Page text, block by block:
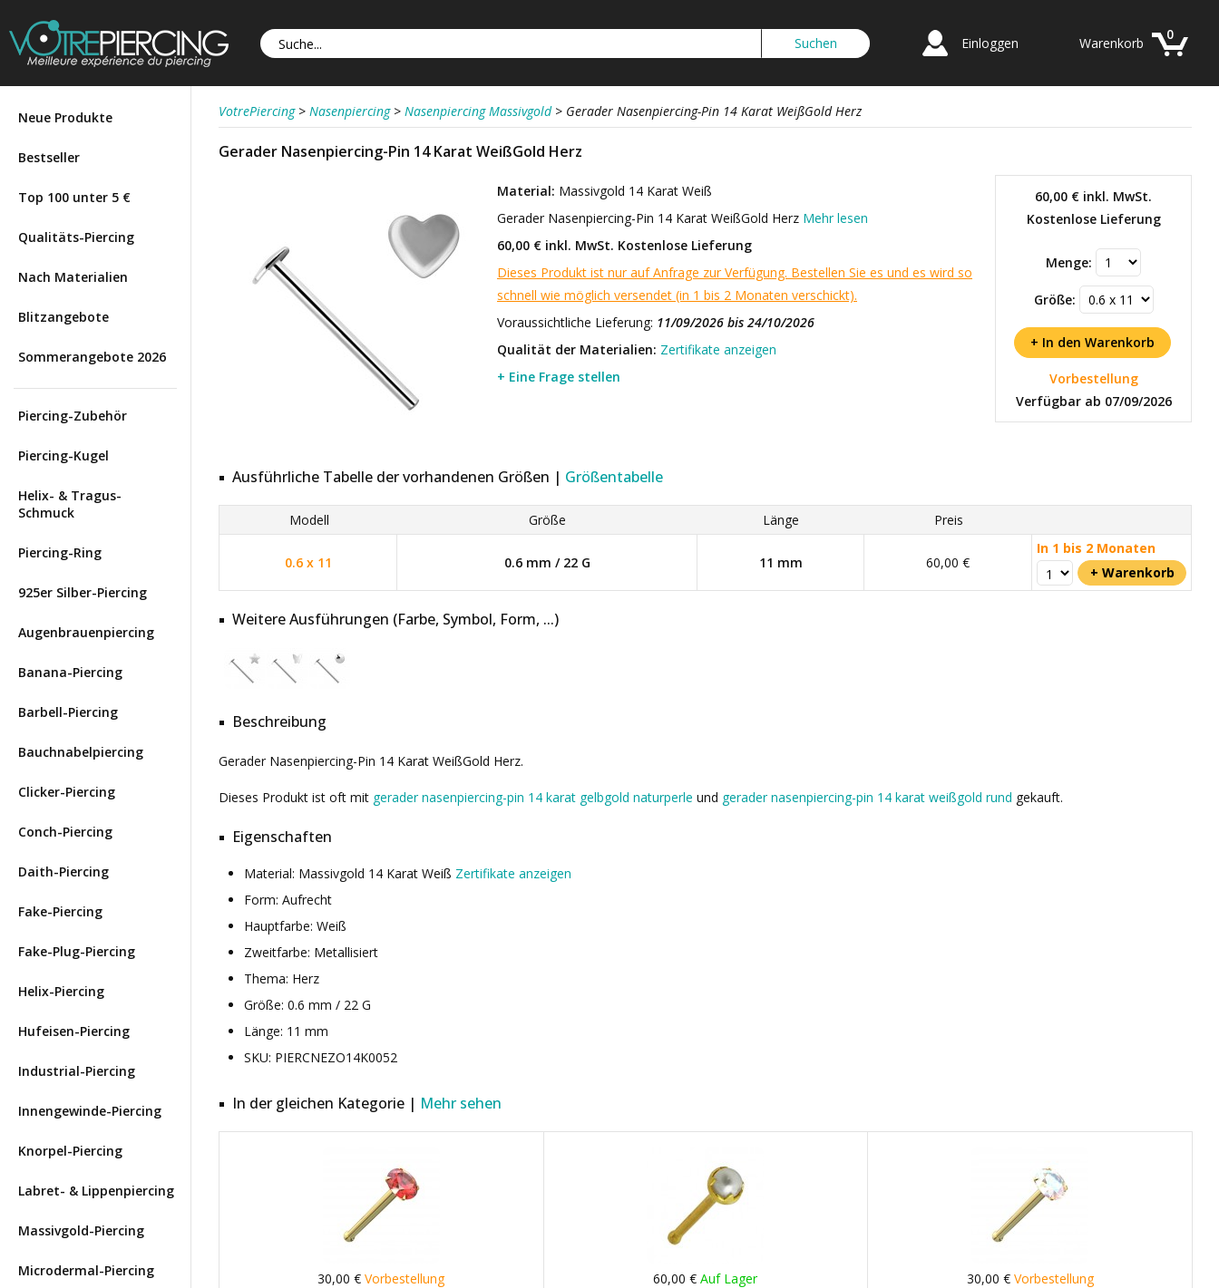
Einloggen
0
Warenkorb
Neue Produkte
Bestseller
Top 100 unter 5 €
Qualitäts-Piercing
Nach Materialien
Blitzangebote
Sommerangebote 2026
Piercing-Zubehör
Piercing-Kugel
Helix- & Tragus-
Schmuck
Piercing-Ring
925er Silber-Piercing
Augenbrauenpiercing
Banana-Piercing
Barbell-Piercing
Bauchnabelpiercing
Clicker-Piercing
Conch-Piercing
Daith-Piercing
Fake-Piercing
Fake-Plug-Piercing
Helix-Piercing
Hufeisen-Piercing
Industrial-Piercing
Innengewinde-Piercing
Knorpel-Piercing
Labret- & Lippenpiercing
Massivgold-Piercing
Microdermal-Piercing
VotrePiercing > Nasenpiercing > Nasenpiercing Massivgold > Gerader Nasenpiercing-Pin 14 Karat WeißGold Herz
Gerader Nasenpiercing-Pin 14 Karat WeißGold Herz
60,00 € inkl. MwSt.
Kostenlose Lieferung
Menge:
Größe:
Vorbestellung
Verfügbar ab 07/09/2026
Material: Massivgold 14 Karat Weiß
Gerader Nasenpiercing-Pin 14 Karat WeißGold Herz Mehr lesen
60,00 € inkl. MwSt. Kostenlose Lieferung
Dieses Produkt ist nur auf Anfrage zur Verfügung. Bestellen Sie es und es wird so
schnell wie möglich versendet (in 1 bis 2 Monaten verschickt).
Voraussichtliche Lieferung: 11/09/2026 bis 24/10/2026
Qualität der Materialien: Zertifikate anzeigen
+ Eine Frage stellen
Ausführliche Tabelle der vorhandenen Größen | Größentabelle
Modell Größe Länge Preis
0.6 x 11 0.6 mm / 22 G 11 mm 60,00 €
In 1 bis 2 Monaten
Weitere Ausführungen (Farbe, Symbol, Form, ...)
Beschreibung
Gerader Nasenpiercing-Pin 14 Karat WeißGold Herz.
Dieses Produkt ist oft mit gerader nasenpiercing-pin 14 karat gelbgold naturperle und gerader nasenpiercing-pin 14 karat weißgold rund gekauft.
Eigenschaften
Material: Massivgold 14 Karat Weiß Zertifikate anzeigen
Form: Aufrecht
Hauptfarbe: Weiß
Zweitfarbe: Metallisiert
Thema: Herz
Größe: 0.6 mm / 22 G
Länge: 11 mm
SKU: PIERCNEZO14K0052
In der gleichen Kategorie | Mehr sehen
30,00 €Vorbestellung
60,00 €Auf Lager
30,00 € Vorbestellung